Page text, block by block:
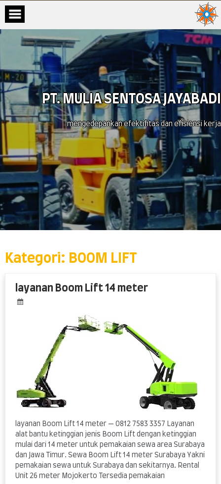
PT. MULIA SENTOSA JAYABADI
mengedepankan efektifitas dan efisiensi kerja
content
Kategori: BOOM LIFT
layanan Boom Lift 14 meter
layanan Boom Lift 14 meter — 0812 7583 3357 Layanan
alat bantu ketinggian jenis Boom Lift dengan ketinggian
mulai dari 14 meter untuk pemakaian sewa area Surabaya
dan Jawa Timur. Sewa Boom Lift 14 meter Surabaya Yakni
pemakaian sewa untuk Surabaya dan sekitarnya. Rental
Unit 26 meter Mojokerto Tersedia pemakaian